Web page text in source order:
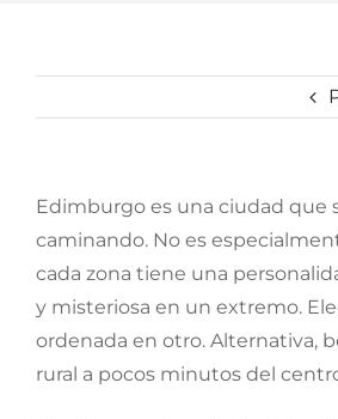
Edimburgo es una ciudad que
caminando. No es
cada zona tiene una
y misteriosa en un extremo.
ordenada en otro. Alternativa,
rural a pocos minutos del